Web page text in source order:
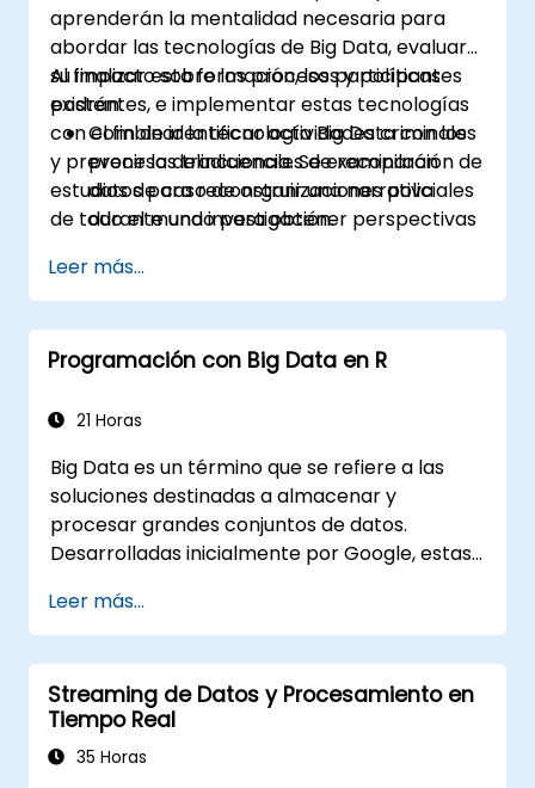
aprenderán la mentalidad necesaria para
abordar las tecnologías de Big Data, evaluar
su impacto sobre los procesos y políticas
existentes, e implementar estas tecnologías
con el fin de identificar actividades criminales
y prevenir la delincuencia. Se examinarán
estudios de caso de organizaciones policiales
de todo el mundo para obtener perspectivas
resultados.
Al finalizar esta formación, los participantes
podrán:
Combinar la tecnología Big Data con los
procesos tradicionales de recopilación de
datos para reconstruir una narrativa
durante una investigación.
almacenamiento y procesamiento de Big
Data para el análisis de datos.
Preparar una propuesta para la adopción
de las herramientas y procesos más
basado en datos para la investigación
Leer más...
Programación con Big Data en R
21 Horas
Big Data es un término que se refiere a las
soluciones destinadas a almacenar y
procesar grandes conjuntos de datos.
Desarrolladas inicialmente por Google, estas
inspirado otros proyectos similares, muchos
de los cuales están disponibles como
software de código abierto. R es un lenguaje
de programación muy popular en la industria
financiera.
Leer más...
Streaming de Datos y Procesamiento en
Tiempo Real
35 Horas